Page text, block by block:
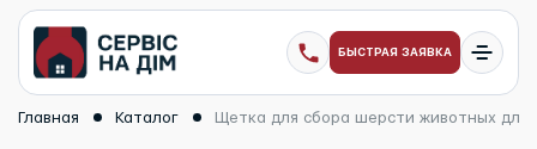
БЫСТРАЯ ЗАЯВКА
Главная Каталог Щетка для сбора шерсти животных для